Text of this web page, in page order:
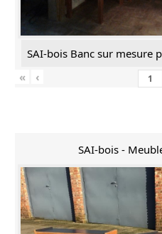
SAI-bois Banc sur mesure
«
‹
SAI-bois -